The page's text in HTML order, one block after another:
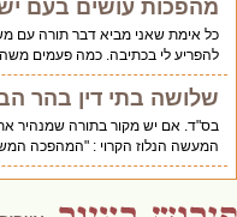
מהפכות עושים בעם
כל אימת שאני מביא דבר תורה עם
להפריע לי בכתיבה. כמה פעמים משהו
שלושה בתי דין בהר
בס"ד. אם יש מקור בתורה שמנהיר את
המעשה הנלוז הקרוי : "המהפכה